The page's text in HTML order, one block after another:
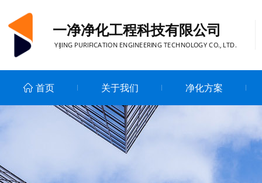
一净净化工程科技有限公司
YIJING PURIFICATION ENGINEERING TECHNOLOGY CO., LTD.
首页 关于我们 净化方案